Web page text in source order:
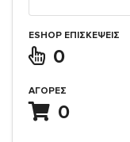
ESHOP ΕΠΙΣΚΈΨΕΙΣ
0
ΑΓΟΡΈΣ
0